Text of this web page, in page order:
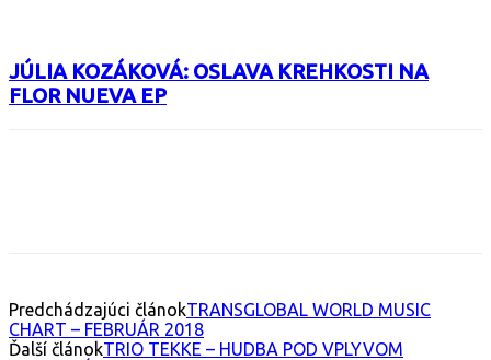
JÚLIA KOZÁKOVÁ: OSLAVA KREHKOSTI NA
FLOR NUEVA EP
Predchádzajúci článokTRANSGLOBAL WORLD MUSIC
CHART – FEBRUÁR 2018
Ďalší článokTRIO TEKKE – HUDBA POD VPLYVOM